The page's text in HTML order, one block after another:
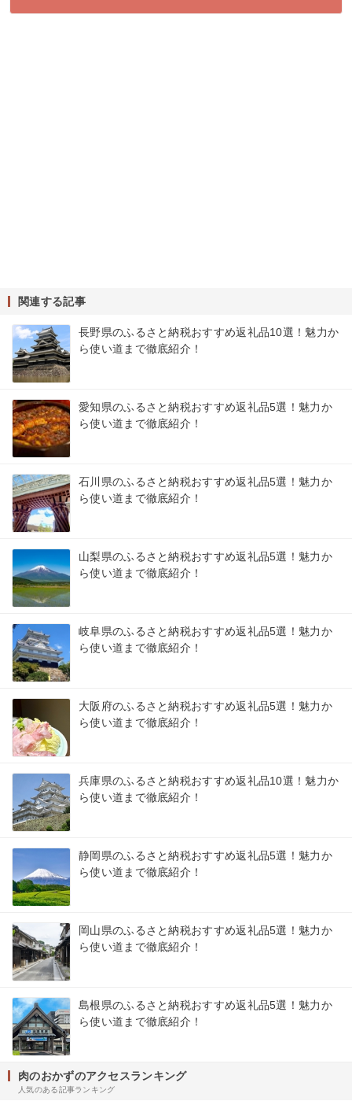
関連する記事
長野県のふるさと納税おすすめ返礼品10選！魅力か
ら使い道まで徹底紹介！
愛知県のふるさと納税おすすめ返礼品5選！魅力か
ら使い道まで徹底紹介！
石川県のふるさと納税おすすめ返礼品5選！魅力か
ら使い道まで徹底紹介！
山梨県のふるさと納税おすすめ返礼品5選！魅力か
ら使い道まで徹底紹介！
岐阜県のふるさと納税おすすめ返礼品5選！魅力か
ら使い道まで徹底紹介！
大阪府のふるさと納税おすすめ返礼品5選！魅力か
ら使い道まで徹底紹介！
兵庫県のふるさと納税おすすめ返礼品10選！魅力か
ら使い道まで徹底紹介！
静岡県のふるさと納税おすすめ返礼品5選！魅力か
ら使い道まで徹底紹介！
岡山県のふるさと納税おすすめ返礼品5選！魅力か
ら使い道まで徹底紹介！
島根県のふるさと納税おすすめ返礼品5選！魅力か
ら使い道まで徹底紹介！
肉のおかずのアクセスランキング
人気のある記事ランキング